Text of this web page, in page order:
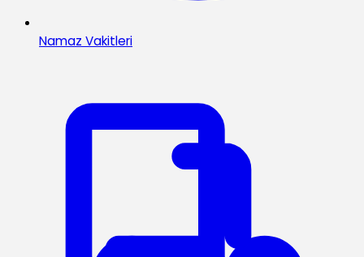
Namaz Vakitleri